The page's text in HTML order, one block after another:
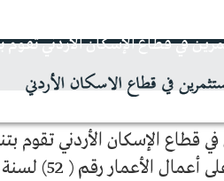
قطاع الإسكان الأردني تقوم
الأعمار رقم ( 52) لسنة 2020.